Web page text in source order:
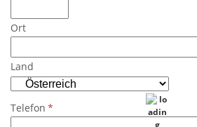
Ort
Land
Telefon *